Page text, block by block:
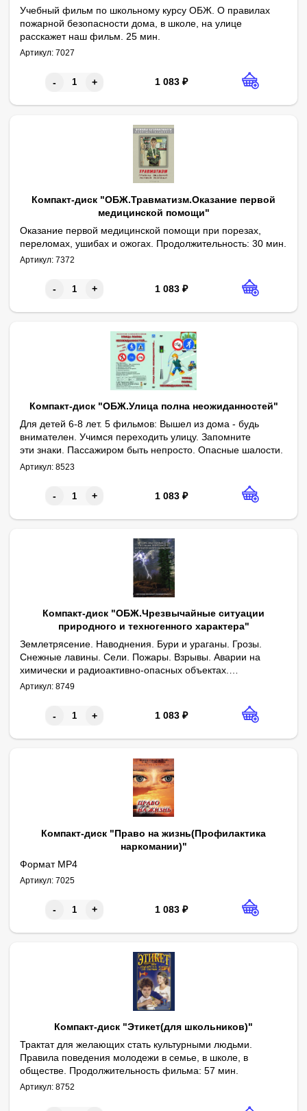
Учебный фильм по школьному курсу ОБЖ. О правилах
пожарной безопасности дома, в школе, на улице
расскажет наш фильм. 25 мин.
Артикул: 7027
- + 1 083 ₽
Компакт-диск "ОБЖ.Травматизм.Оказание первой
медицинской помощи"
Оказание первой медицинской помощи при порезах,
переломах, ушибах и ожогах. Продолжительность: 30 мин.
Артикул: 7372
- + 1 083 ₽
Компакт-диск "ОБЖ.Улица полна неожиданностей"
Для детей 6-8 лет. 5 фильмов: Вышел из дома - будь
внимателен. Учимся переходить улицу. Запомните
эти знаки. Пассажиром быть непросто. Опасные шалости.
Продолжительность: 52 мин.
Артикул: 8523
- + 1 083 ₽
Компакт-диск "ОБЖ.Чрезвычайные ситуации
природного и техногенного характера"
Землетрясение. Наводнения. Бури и ураганы. Грозы.
Снежные лавины. Сели. Пожары. Взрывы. Аварии на
химически и радиоактивно-опасных объектах.
Гидродинамические аварии. Чрезвычайные ситуации на
продолжительность: 35 мин.
Артикул: 8749
- + 1 083 ₽
Компакт-диск "Право на жизнь(Профилактика
наркомании)"
Формат MP4
Артикул: 7025
- + 1 083 ₽
Компакт-диск "Этикет(для школьников)"
Трактат для желающих стать культурными людьми.
Правила поведения молодежи в семье, в школе, в
обществе. Продолжительность фильма: 57 мин.
Артикул: 8752